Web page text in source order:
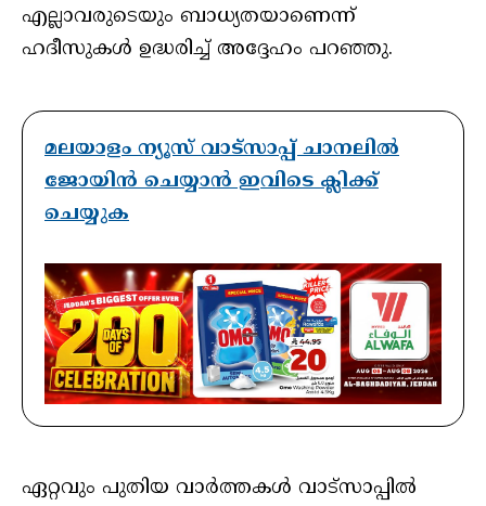
എല്ലാവരുടെയും ബാധ്യതയാണെന്ന്
ഹദീസുകള്‍ ഉദ്ധരിച്ച് അദ്ദേഹം പറഞ്ഞു.
മലയാളം ന്യൂസ് വാട്സാപ്പ് ചാനലിൽ
ജോയിൻ ചെയ്യാൻ ഇവിടെ ക്ലിക്ക്
ചെയ്യുക
ഏറ്റവും പുതിയ വാർത്തകൾ വാട്സാപ്പിൽ